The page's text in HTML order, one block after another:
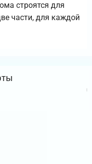
строятся для
части, для каждой